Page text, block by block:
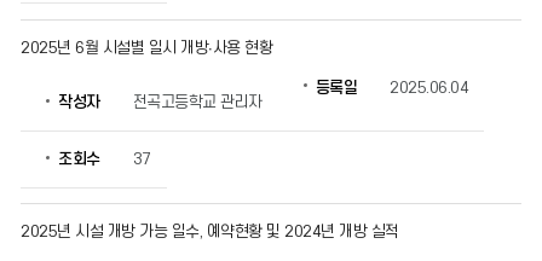
2025년 6월 시설별 일시 개방∙사용 현황
작성자 전곡고등학교 관리자
등록일 2025.06.04
조회수 37
2025년 시설 개방 가능 일수, 예약현황 및 2024년 개방 실적